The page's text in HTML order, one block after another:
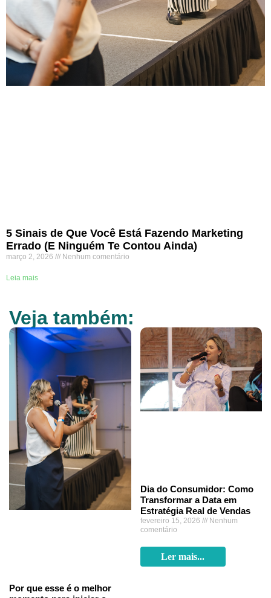
5 Sinais de Que Você Está Fazendo Marketing
Errado (E Ninguém Te Contou Ainda)
março 2, 2026 Nenhum comentário
Leia mais
Veja também:
Por que esse é o melhor
Dia do Consumidor: Como
Transformar a Data em
Estratégia Real de Vendas
fevereiro 15, 2026
Nenhum
comentário
Ler mais...